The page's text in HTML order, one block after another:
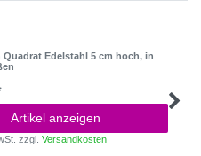
Quadrat Edelstahl 5 cm hoch, in
Artikel anzeigen
zzgl.Versandkosten